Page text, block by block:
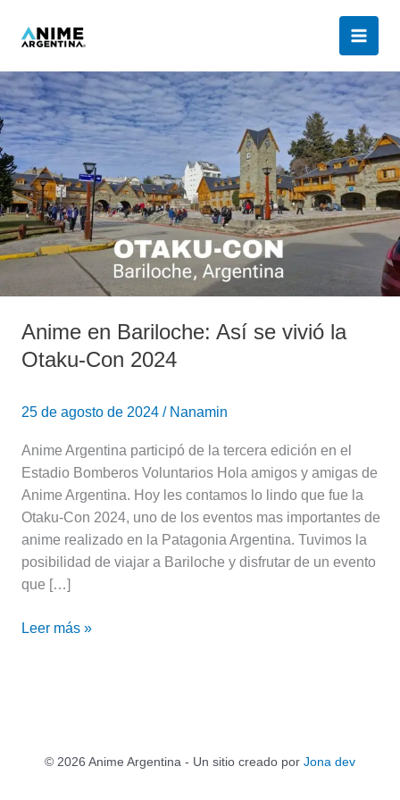
Anime en Bariloche: Así se vivió la
Otaku-Con 2024
25 de agosto de 2024 / Nanamin
Anime Argentina participó de la tercera edición en el
Estadio Bomberos Voluntarios Hola amigos y amigas de
Anime Argentina. Hoy les contamos lo lindo que fue la
Otaku-Con 2024, uno de los eventos mas importantes de
anime realizado en la Patagonia Argentina. Tuvimos la
posibilidad de viajar a Bariloche y disfrutar de un evento
que […]
Anime
en
Bariloche:
Así
se
vivió
la
Otaku-
Con
Leer más »
© 2026 Anime Argentina - Un sitio creado por Jona dev